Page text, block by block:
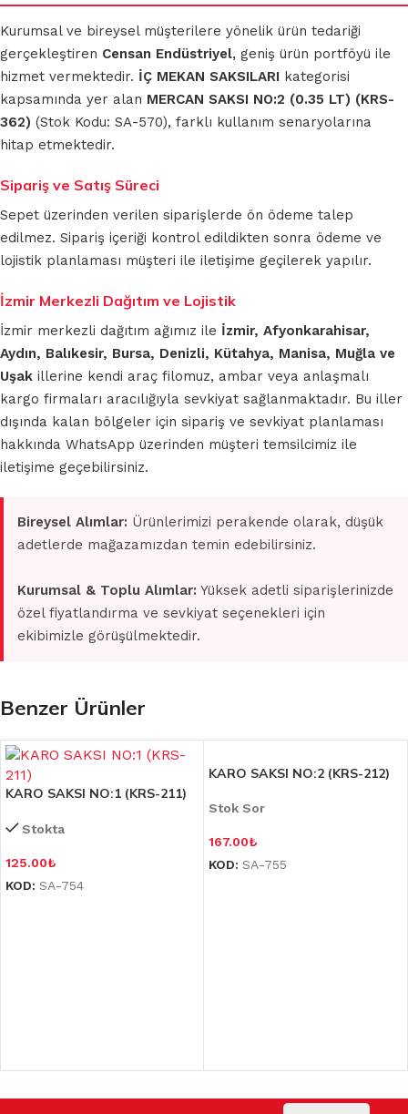
Kurumsal ve bireysel müşterilere yönelik ürün tedariği
gerçekleştiren Censan Endüstriyel, geniş ürün portföyü ile
hizmet vermektedir. İÇ MEKAN SAKSILARI kategorisi
kapsamında yer alan MERCAN SAKSI NO:2 (0.35 LT) (KRS-
362) (Stok Kodu: SA-570), farklı kullanım senaryolarına
hitap etmektedir.
Sipariş ve Satış Süreci
Sepet üzerinden verilen siparişlerde ön ödeme talep
edilmez. Sipariş içeriği kontrol edildikten sonra ödeme ve
lojistik planlaması müşteri ile iletişime geçilerek yapılır.
İzmir Merkezli Dağıtım ve Lojistik
İzmir merkezli dağıtım ağımız ile İzmir, Afyonkarahisar,
Aydın, Balıkesir, Bursa, Denizli, Kütahya, Manisa, Muğla ve
Uşak illerine kendi araç filomuz, ambar veya anlaşmalı
kargo firmaları aracılığıyla sevkiyat sağlanmaktadır. Bu iller
dışında kalan bölgeler için sipariş ve sevkiyat planlaması
hakkında WhatsApp üzerinden müşteri temsilcimiz ile
iletişime geçebilirsiniz.
Bireysel Alımlar: Ürünlerimizi perakende olarak, düşük
adetlerde mağazamızdan temin edebilirsiniz.
Kurumsal & Toplu Alımlar: Yüksek adetli siparişlerinizde
özel fiyatlandırma ve sevkiyat seçenekleri için
ekibimizle görüşülmektedir.
Benzer Ürünler
KARO SAKSI NO:1 (KRS-211)
Stokta
125.00₺
KOD: SA-754
KARO SAKSI NO:2 (KRS-212)
Stok Sor
167.00₺
KOD: SA-755